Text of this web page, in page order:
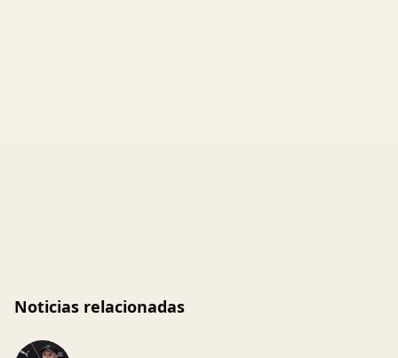
Noticias relacionadas